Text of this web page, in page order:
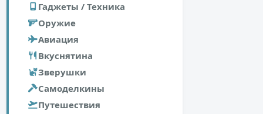
Гаджеты / Техника
Оружие
Авиация
Вкуснятина
Зверушки
Самоделкины
Путешествия